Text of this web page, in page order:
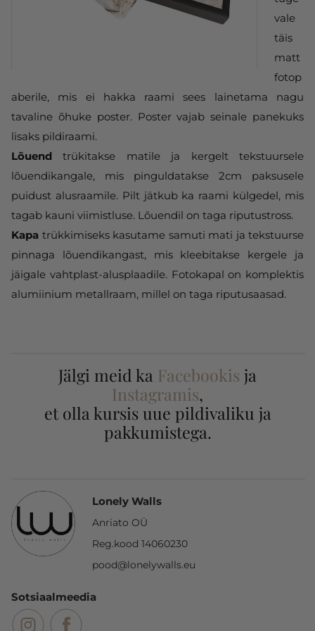
vale
täis
matt
fotop
aberile, mis ei hakka raami sees lainetama nagu
tavaline õhuke poster. Poster vajab seinale panekuks
lisaks pildiraami.
Lõuend trükitakse matile ja kergelt tekstuursele
lõuendikangale, mis pinguldatakse 2cm paksusele
puidust alusraamile. Pilt jätkub ka raami külgedel, mis
tagab kauni viimistluse. Lõuendil on taga riputustross.
Kapa trükkimiseks kasutame samuti mati ja tekstuurse
pinnaga lõuendikangast, mis kleebitakse kergele ja
jäigale vahtplast-alusplaadile. Fotokapal on komplektis
alumiinium metallraam, millel on taga riputusaasad.
Jälgi meid ka Facebookis ja
Instagramis,
et olla kursis uue pildivaliku ja
pakkumistega.
Lonely Walls
Anriato OÜ
Reg.kood 14060230
pood@lonelywalls.eu
Sotsiaalmeedia